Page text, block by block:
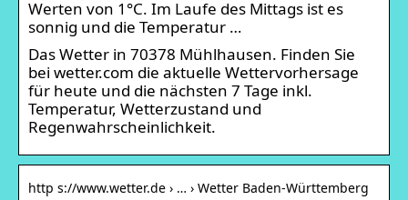
Werten von 1°C. Im Laufe des Mittags ist es
sonnig und die Temperatur …
Das Wetter in 70378 Mühlhausen. Finden Sie
bei wetter.com die aktuelle Wettervorhersage
für heute und die nächsten 7 Tage inkl.
Temperatur, Wetterzustand und
Regenwahrscheinlichkeit.
http s://www.wetter.de › … › Wetter Baden-Württemberg